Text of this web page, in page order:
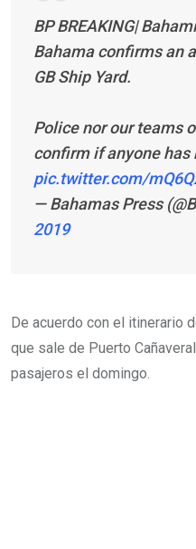
BP BREAKING|
Bahama confirms an
GB Ship Yard.
Police nor our teams
confirm if anyone has
pic.twitter.com/
— Bahamas Press
2019
De acuerdo con el itinerario
que sale de Puerto
pasajeros el domingo.